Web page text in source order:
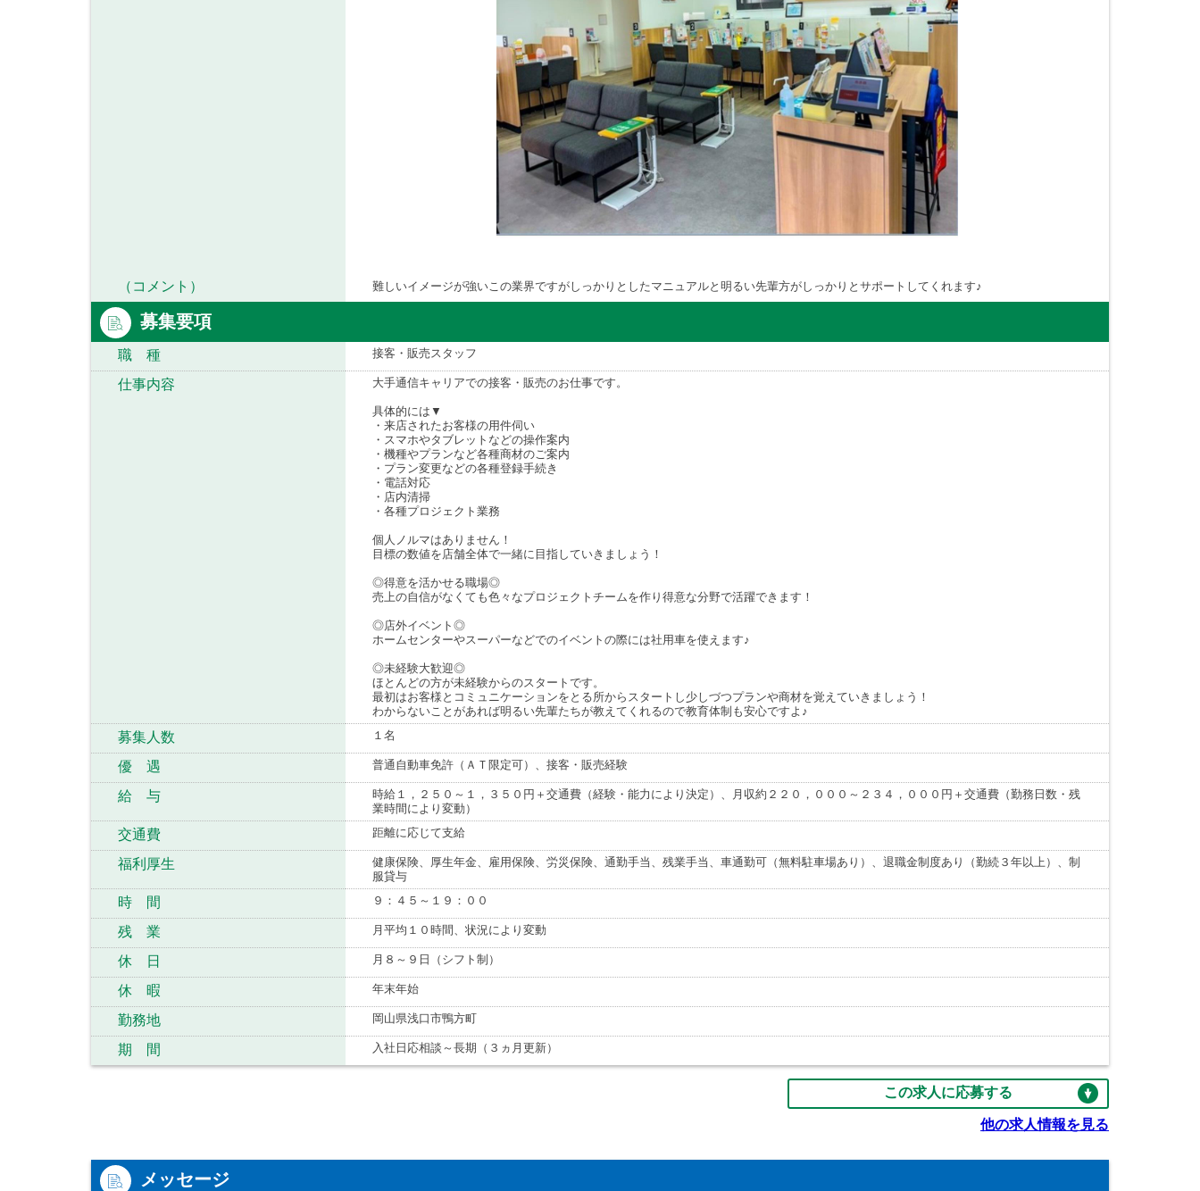
（コメント） 難しいイメージが強いこの業界ですがしっかりとしたマニュアルと明るい先輩方がしっかりとサポートしてくれます♪
募集要項
職 種 接客・販売スタッフ
仕事内容 大手通信キャリアでの接客・販売のお仕事です。
具体的には▼
・来店されたお客様の用件伺い
・スマホやタブレットなどの操作案内
・機種やプランなど各種商材のご案内
・プラン変更などの各種登録手続き
・電話対応
・店内清掃
・各種プロジェクト業務
個人ノルマはありません！
目標の数値を店舗全体で一緒に目指していきましょう！
◎得意を活かせる職場◎
売上の自信がなくても色々なプロジェクトチームを作り得意な分野で活躍できます！
◎店外イベント◎
ホームセンターやスーパーなどでのイベントの際には社用車を使えます♪
◎未経験大歓迎◎
ほとんどの方が未経験からのスタートです。
最初はお客様とコミュニケーションをとる所からスタートし少しづつプランや商材を覚えていきましょう！
わからないことがあれば明るい先輩たちが教えてくれるので教育体制も安心ですよ♪
募集人数 １名
優 遇 普通自動車免許（ＡＴ限定可）、接客・販売経験
給 与
時給１，２５０～１，３５０円＋交通費（経験・能力により決定）、月収約２２０，０００～２３４，０００円＋交通費（勤務日数・残
業時間により変動）
交通費 距離に応じて支給
福利厚生
健康保険、厚生年金、雇用保険、労災保険、通勤手当、残業手当、車通勤可（無料駐車場あり）、退職金制度あり（勤続３年以上）、制
服貸与
時 間 ９：４５～１９：００
残 業 月平均１０時間、状況により変動
休 日 月８～９日（シフト制）
休 暇 年末年始
勤務地 岡山県浅口市鴨方町
期 間 入社日応相談～長期（３ヵ月更新）
この求人に応募する
他の求人情報を見る
メッセージ